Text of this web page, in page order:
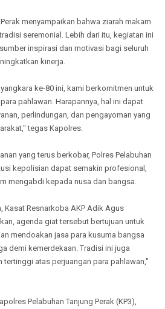
menyampaikan bahwa ziarah makam
seremonial. Lebih dari itu, kegiatan ini
inspirasi dan motivasi bagi seluruh
kinerja.
ke-80 ini, kami berkomitmen untuk
pahlawan. Harapannya, hal ini dapat
perlindungan, dan pengayoman yang
tegas Kapolres.
yang terus berkobar, Polres Pelabuhan
kepolisian dapat semakin profesional,
mengabdi kepada nusa dan bangsa.
Kasat Resnarkoba AKP Adik Agus
agenda giat tersebut bertujuan untuk
mendoakan jasa para kusuma bangsa
demi kemerdekaan. Tradisi ini juga
atas perjuangan para pahlawan,"
Pelabuhan Tanjung Perak (KP3),